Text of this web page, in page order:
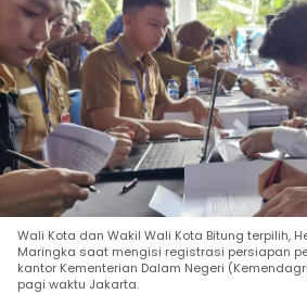
Wali Kota dan Wakil Wali Kota Bitung terpilih,
Maringka saat mengisi registrasi persiapan
kantor Kementerian Dalam Negeri
pagi waktu Jakarta.